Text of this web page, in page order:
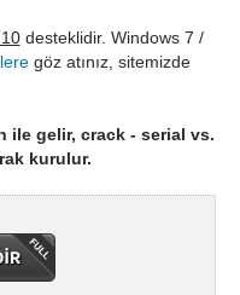
desteklidir. Windows 7 /
göz atınız, sitemizde
ile gelir, crack - serial vs.
kurulur.